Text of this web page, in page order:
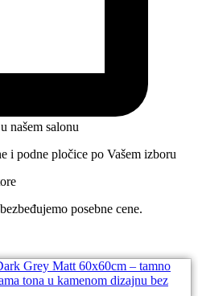
našem salonu
i podne pločice po Vašem izboru
posebne cene.